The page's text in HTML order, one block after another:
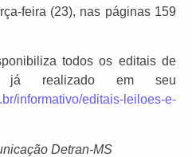
feira (23), nas páginas 159
todos os editais de
já realizado em seu
informativo/editais-leiloes-e-
Detran-MS